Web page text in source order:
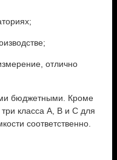
отлично
бюджетными. Кроме
класса А, В и С для
соответственно.